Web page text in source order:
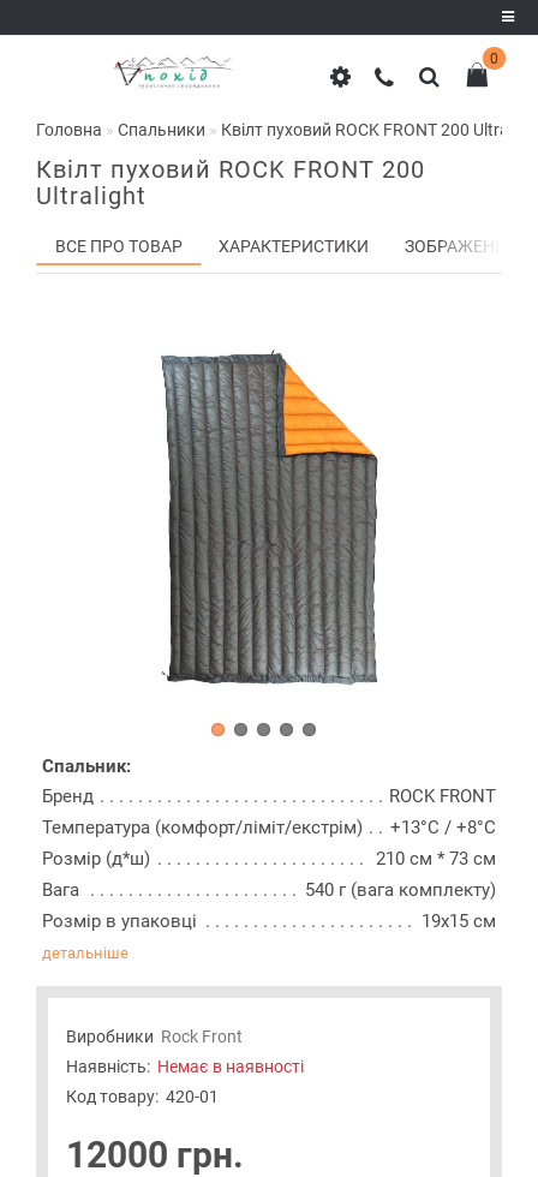
Реєстрація
Авторизація
0
Головна Спальники Квілт пуховий ROCK FRONT 200
Квілт пуховий ROCK FRONT 200
Ultralight
ВСЕ ПРО ТОВАР ХАРАКТЕРИСТИКИ ЗОБРАЖЕННЯ
Спальник:
Бренд
ROCK FRONT
Температура (комфорт/ліміт/екстрім)
+13°C / +8°C
Розмір (д*ш)
210 см * 73 см
Вага
540 г (вага комплекту)
Розмір в упаковці
19х15 см
детальніше
Виробники Rock Front
Наявність: Немає в наявності
Код товару: 420-01
12000 грн.